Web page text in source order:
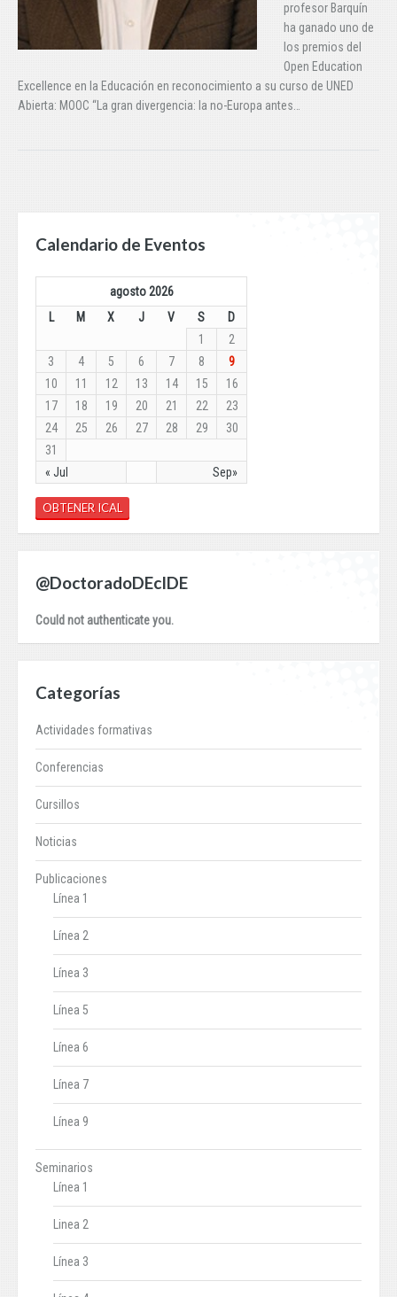
profesor Barquín
ha ganado uno de
los premios del
Open Education
Excellence en la Educación en reconocimiento a su curso de UNED
Abierta: MOOC “La gran divergencia: la no-Europa antes…
Calendario de Eventos
agosto 2026
L
M X J V S D
« Jul Sep»
1
2
3
4 5 6 7 8
9
10
11 12 13 14 15
16
17
18 19 20 21 22
23
24
25 26 27 28 29
30
31
OBTENER ICAL
@DoctoradoDEcIDE
Could not authenticate you.
Categorías
Actividades formativas
Conferencias
Cursillos
Noticias
Publicaciones
Línea 1
Línea 2
Línea 3
Línea 5
Línea 6
Línea 7
Línea 9
Seminarios
Línea 1
Linea 2
Línea 3